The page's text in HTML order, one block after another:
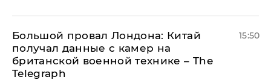
Большой провал Лондона: Китай
получал данные с камер на
британской военной технике – The
Telegraph
15:50